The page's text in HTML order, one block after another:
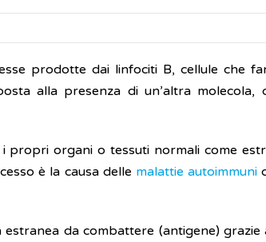
prodotte dai linfociti B, cellule che
alla presenza di un’altra molecola,
propri organi o tessuti normali come
è la causa delle malattie autoimmuni
da combattere (antigene) grazie